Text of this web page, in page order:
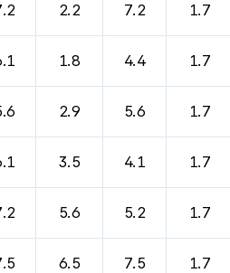
2.2 7.2 1.7
1.8 4.4 1.7
2.9 5.6 1.7
3.5 4.1 1.7
5.6 5.2 1.7
6.5 7.5 1.7